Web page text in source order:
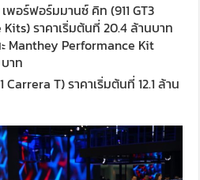
พอร์ฟอร์มมานซ์ คิท (911 GT3
ราคาเริ่มต้นที่ 20.4 ล้านบาท
Manthey Performance Kit
าท
Carrera T) ราคาเริ่มต้นที่ 12.1 ล้าน